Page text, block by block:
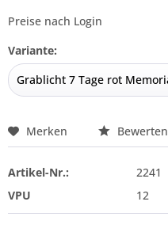
Preise nach Login
Variante:
Merken Bewerten
Artikel-Nr.:
2241
VPU
12